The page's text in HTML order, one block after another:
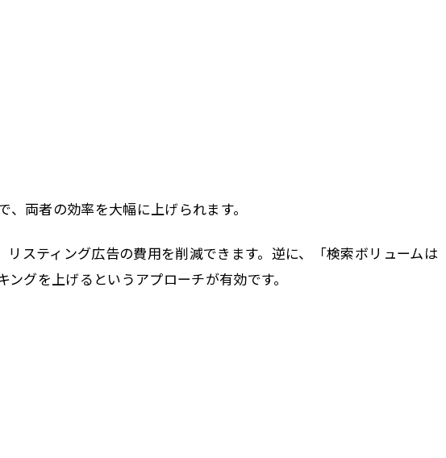
両者の効率を大幅に上げられます。
スティング広告の費用を削減できます。逆に、「検索ボリュームは
グを上げるというアプローチが有効です。